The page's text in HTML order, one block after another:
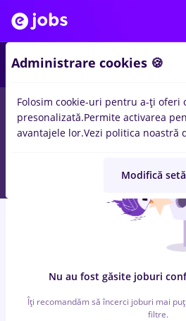
locuri de muncacu salarii
pentruFara experientainBanci
Nu au fost găsite joburi
Îți recomandăm să încerci joburi mai
filtre.
Administrare cookies 🍪
Folosim cookie-uri pentru a-ți oferi
presonalizată.Permite activarea
avantajele lor.Vezi politica noastră
Modifică